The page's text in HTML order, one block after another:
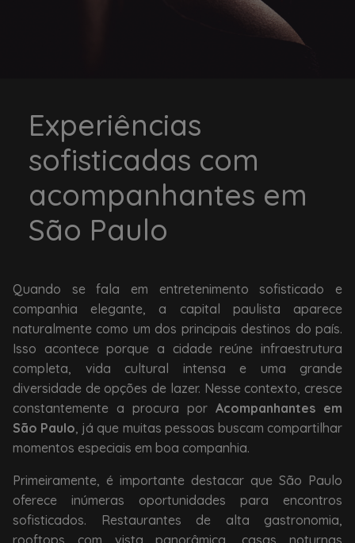
Experiências
sofisticadas com
acompanhantes em
São Paulo
Quando se fala em entretenimento sofisticado e
companhia elegante, a capital paulista aparece
naturalmente como um dos principais destinos do país.
Isso acontece porque a cidade reúne infraestrutura
completa, vida cultural intensa e uma grande
diversidade de opções de lazer. Nesse contexto, cresce
constantemente a procura por Acompanhantes em
São Paulo , já que muitas pessoas buscam compartilhar
momentos especiais em boa companhia.
Primeiramente, é importante destacar que São Paulo
oferece inúmeras oportunidades para encontros
sofisticados. Restaurantes de alta gastronomia,
rooftops com vista panorâmica, casas noturnas